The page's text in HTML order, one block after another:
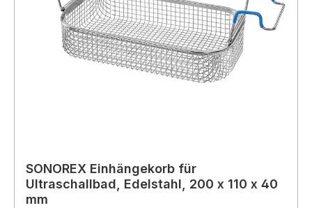
SONOREX Einhängekorb für
Ultraschallbad, Edelstahl, 200 x 110 x 40
mm